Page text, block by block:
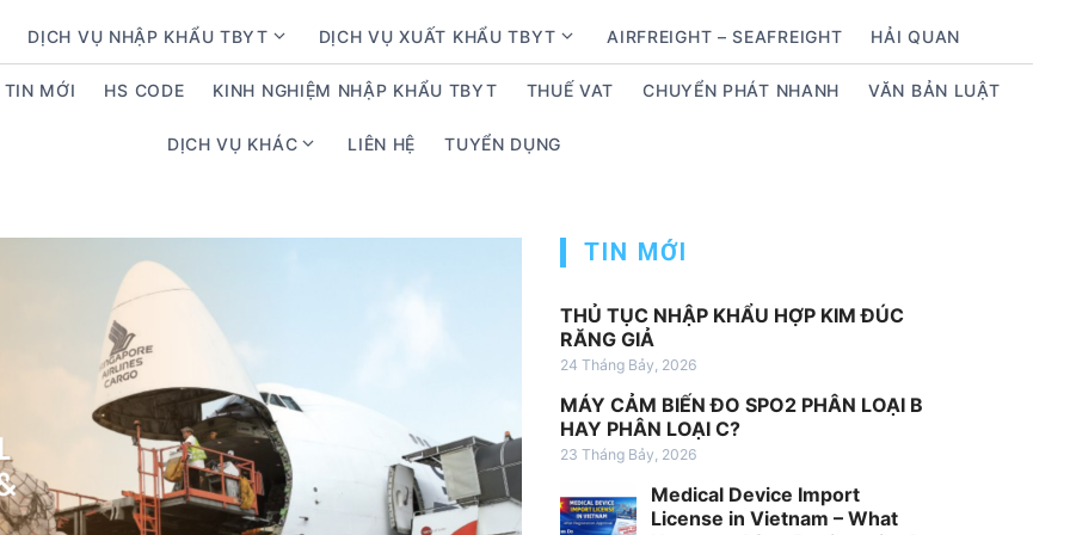
DỊCH VỤ NHẬP KHẨU TBYT
w
o
r
D
c
DỊCH VỤ XUẤT KHẨU TBYT
h
n
u
f
o
r
D
c
AIRFREIGHT – SEAFREIGHT HẢI QUAN
TIN MỚI HS CODE KINH NGHIỆM NHẬP KHẨU TBYT THUẾ VAT CHUYỂN PHÁT NHANH VĂN BẢN LUẬT
DỊCH VỤ KHÁC
w
e
o
r
LIÊN HỆ TUYỂN DỤNG
TIN MỚI
THỦ TỤC NHẬP KHẨU HỢP KIM ĐÚC
RĂNG GIẢ
24 Tháng Bảy, 2026
MÁY CẢM BIẾN ĐO SPO2 PHÂN LOẠI B
HAY PHÂN LOẠI C?
23 Tháng Bảy, 2026
Medical Device Import
License in Vietnam – What